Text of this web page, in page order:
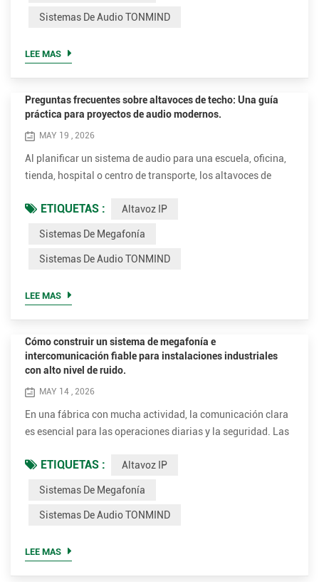
no se trata solo de volumen, sino también de claridad, c...
Sistemas De Audio TONMIND
LEE MAS
Preguntas frecuentes sobre altavoces de techo: Una guía
práctica para proyectos de audio modernos.
MAY 19 , 2026
Al planificar un sistema de audio para una escuela, oficina,
tienda, hospital o centro de transporte, los altavoces de
consideran los ingenieros e instaladores. Su diseño
elegante, la uniformidad del sonido y la facilidad de
música ambiental como para anuncios por voz. Sin
ETIQUETAS : Altavoz IP
Sistemas De Megafonía
Sistemas De Audio TONMIND
LEE MAS
Cómo construir un sistema de megafonía e
intercomunicación fiable para instalaciones industriales
con alto nivel de ruido.
MAY 14 , 2026
En una fábrica con mucha actividad, la comunicación clara
es esencial para las operaciones diarias y la seguridad. Las
áreas de trabajo, la maquinaria de producción genera un
alto nivel de ruido ambiental y los avisos de emergencia
entornos, los sistemas de megafonía analógicos
ETIQUETAS : Altavoz IP
Sistemas De Megafonía
Sistemas De Audio TONMIND
LEE MAS